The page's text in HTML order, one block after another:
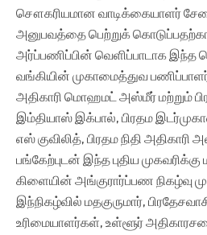
சௌகரியமான வாடிக்கையாளர்
அனுபவத்தை பெற்றுக்
அர்ப்பணிப்பின் வெளிப்பாடாக இந்த
வங்கியின் முகாமைத்துவ
அதிகாரி மொஹமட் அஸ்மீர் மற்றும்
இம்தியாஸ் இக்பால், பிரதம
எஸ் குவிலித், பிரதம நிதி
பங்கேற்புடன் இந்த புதிய முகவரிக்கு
கிளையின் அங்குரார்ப்பண நிகழ்வு
இந்நிகழ்வில் மதகுருமார்,
உரிமையாளர்கள், உள்ளூர்